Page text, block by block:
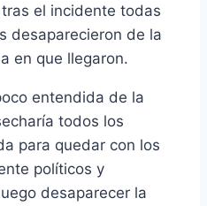
el incidente todas
desaparecieron de la
en que llegaron.
entendida de la
todos los
para quedar con los
polí­ticos y
desaparecer la